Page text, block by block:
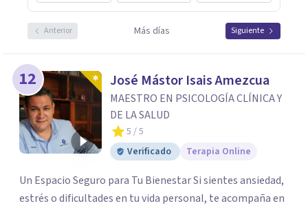
Anterior Más días Siguiente
12 José Mástor Isais Amezcua
MAESTRO EN PSICOLOGÍA CLÍNICA Y
DE LA SALUD
5 / 5
Verificado
Terapia Online
Un Espacio Seguro para Tu Bienestar Si sientes ansiedad,
estrés o dificultades en tu vida personal, te acompaña en